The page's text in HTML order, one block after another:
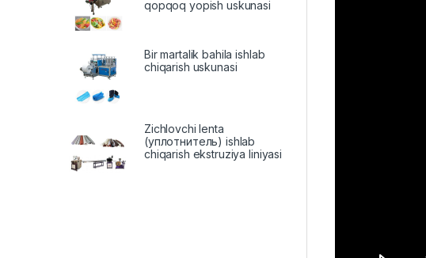
qopqoq yopish uskunasi
Bir martalik bahila ishlab
chiqarish uskunasi
Zichlovchi lenta
(уплотнитель) ishlab
chiqarish ekstruziya liniyasi